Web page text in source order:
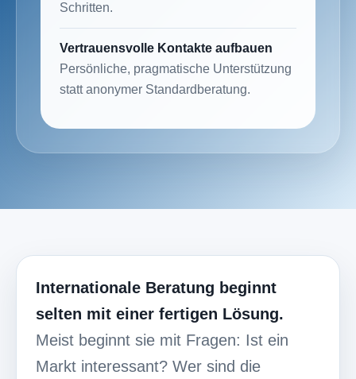
Schritten.
Vertrauensvolle Kontakte aufbauen
Persönliche, pragmatische Unterstützung
statt anonymer Standardberatung.
Internationale Beratung beginnt
selten mit einer fertigen Lösung.
Meist beginnt sie mit Fragen: Ist ein
Markt interessant? Wer sind die